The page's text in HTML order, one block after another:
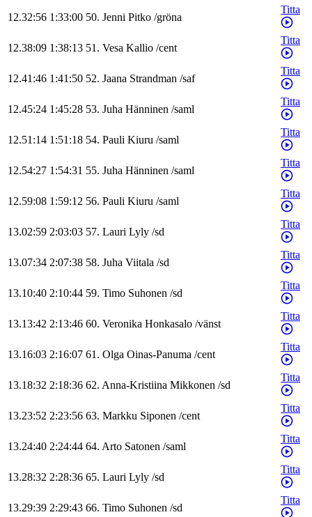
12.32:56 1:33:00 50. Jenni Pitko /gröna
Titta
12.38:09 1:38:13 51. Vesa Kallio /cent
Titta
12.41:46 1:41:50 52. Jaana Strandman /saf
Titta
12.45:24 1:45:28 53. Juha Hänninen /saml
Titta
12.51:14 1:51:18 54. Pauli Kiuru /saml
Titta
12.54:27 1:54:31 55. Juha Hänninen /saml
Titta
12.59:08 1:59:12 56. Pauli Kiuru /saml
Titta
13.02:59 2:03:03 57. Lauri Lyly /sd
Titta
13.07:34 2:07:38 58. Juha Viitala /sd
Titta
13.10:40 2:10:44 59. Timo Suhonen /sd
Titta
13.13:42 2:13:46 60. Veronika Honkasalo /vänst
Titta
13.16:03 2:16:07 61. Olga Oinas-Panuma /cent
Titta
13.18:32 2:18:36 62. Anna-Kristiina Mikkonen /sd
Titta
13.23:52 2:23:56 63. Markku Siponen /cent
Titta
13.24:40 2:24:44 64. Arto Satonen /saml
Titta
13.28:32 2:28:36 65. Lauri Lyly /sd
Titta
13.29:39 2:29:43 66. Timo Suhonen /sd
Titta